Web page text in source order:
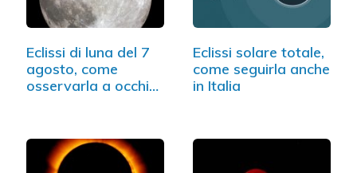
Eclissi di luna del 7
agosto, come
osservarla a occhio
Eclissi solare totale,
come seguirla anche
in Italia